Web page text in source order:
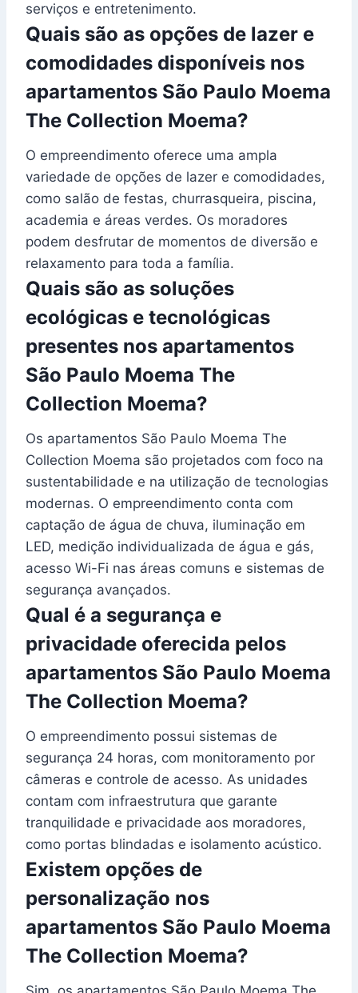
serviços e entretenimento.
Quais são as opções de lazer e
comodidades disponíveis nos
apartamentos São Paulo Moema
The Collection Moema?
O empreendimento oferece uma ampla
variedade de opções de lazer e comodidades,
como salão de festas, churrasqueira, piscina,
academia e áreas verdes. Os moradores
podem desfrutar de momentos de diversão e
relaxamento para toda a família.
Quais são as soluções
ecológicas e tecnológicas
presentes nos apartamentos
São Paulo Moema The
Collection Moema?
Os apartamentos São Paulo Moema The
Collection Moema são projetados com foco na
sustentabilidade e na utilização de tecnologias
modernas. O empreendimento conta com
captação de água de chuva, iluminação em
LED, medição individualizada de água e gás,
acesso Wi-Fi nas áreas comuns e sistemas de
segurança avançados.
Qual é a segurança e
privacidade oferecida pelos
apartamentos São Paulo Moema
The Collection Moema?
O empreendimento possui sistemas de
segurança 24 horas, com monitoramento por
câmeras e controle de acesso. As unidades
contam com infraestrutura que garante
tranquilidade e privacidade aos moradores,
como portas blindadas e isolamento acústico.
Existem opções de
personalização nos
apartamentos São Paulo Moema
The Collection Moema?